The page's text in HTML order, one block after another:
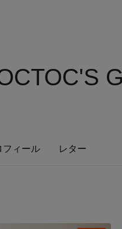
フィール レター